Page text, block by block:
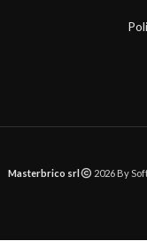
Masterbrico srl 2026 By